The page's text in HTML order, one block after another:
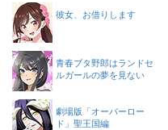
彼女、お借りします
青春ブタ野郎はランドセ
ルガールの夢を見ない
劇場版「オーバーロー
ド」聖王国編